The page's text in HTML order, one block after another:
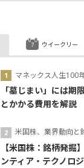
マネックス人生100
「墓じまい」には期
とかかる費用を解説
米国株、業界動向と
【米国株：銘柄発掘
ンティア・テクノロ
ウイークリー